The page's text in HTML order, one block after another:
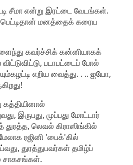
சீமா என்று இரட்டை வேடங்கள்‌.
மனத்தைக்‌ கரைய
கவர்ச்சிக்‌ கன்னியாகக்‌
படாபட்டைப்‌ போல்‌
எறிய வைத்து. . .. ஐயோ,
கத்தியினால்‌
இருபது, முப்பது மோட்டார்‌
லெவல்‌ கிராஸிங்கில்‌
ரஜினி 'பைக்‌'கில்‌
துரத்துபவர்கள்‌ தமிழ்ப்‌
சாகசங்கள்‌.